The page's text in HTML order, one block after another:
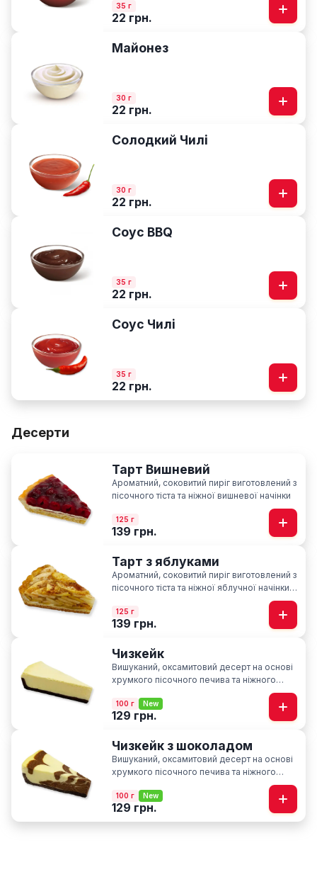
35 г
22 грн.
Майонез
30 г
22 грн.
Солодкий Чилі
30 г
22 грн.
Соус BBQ
35 г
22 грн.
Соус Чилі
35 г
22 грн.
Десерти
Тарт Вишневий
Ароматний, соковитий пиріг виготовлений з
пісочного тіста та ніжної вишневої начінки
125 г
139 грн.
Тарт з яблуками
Ароматний, соковитий пиріг виготовлений з
пісочного тіста та ніжної яблучної начінки із
125 г
139 грн.
Чизкейк
Вишуканий, оксамитовий десерт на основі
хрумкого пісочного печива та ніжного
100 г New
129 грн.
Чизкейк з шоколадом
Вишуканий, оксамитовий десерт на основі
хрумкого пісочного печива та ніжного
вершкового сиру з нотками шоколаду
100 г New
129 грн.